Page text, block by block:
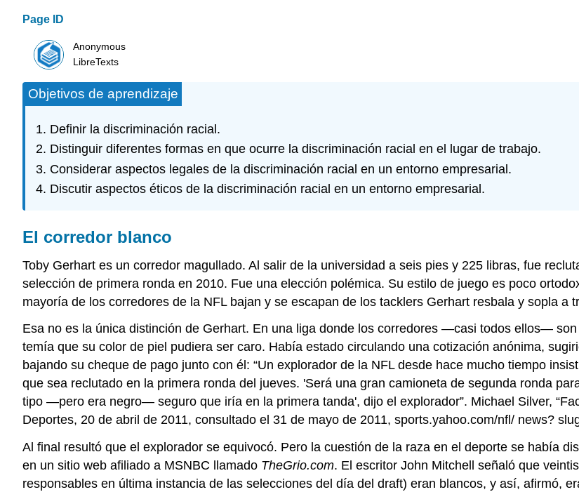
Page ID
Anonymous
LibreTexts
Objetivos de aprendizaje
Definir la discriminación racial.
Distinguir diferentes formas en que ocurre la discriminación racial en el lugar de trabajo.
Considerar aspectos legales de la discriminación racial en un entorno empresarial.
Discutir aspectos éticos de la discriminación racial en un entorno empresarial.
El corredor blanco
Toby Gerhart es un corredor magullado. Al salir de la universidad a seis pies y 225 libras, fue
selección de primera ronda en 2010. Fue una elección polémica. Su estilo de juego es poco
mayoría de los corredores de la NFL bajan y se escapan de los tacklers Gerhart resbala y sopla a
Esa no es la única distinción de Gerhart. En una liga donde los corredores —casi todos ellos—
temía que su color de piel pudiera ser caro. Había estado circulando una cotización anónima,
bajando su cheque de pago junto con él: “Un explorador de la NFL desde hace mucho tiempo
que sea reclutado en la primera ronda del jueves. 'Será una gran camioneta de segunda ronda
tipo —pero era negro— seguro que iría en la primera tanda', dijo el explorador”. Michael Silver,
Deportes, 20 de abril de 2011, consultado el 31 de mayo de 2011, sports.yahoo.com/nfl/ news?
Al final resultó que el explorador se equivocó. Pero la cuestión de la raza en el deporte se había
en un sitio web afiliado a MSNBC llamado TheGrio.com. El escritor John Mitchell señaló que
responsables en última instancia de las selecciones del día del draft) eran blancos, y así, afirmó,